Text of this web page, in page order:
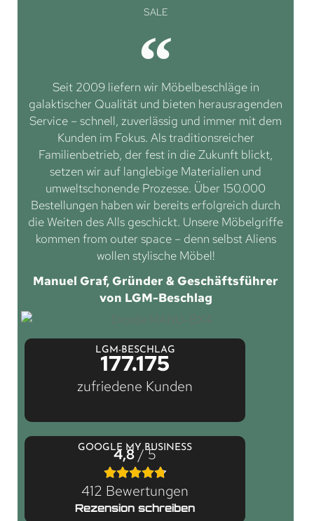
SALE
Seit 2009 liefern wir Möbelbeschläge in
galaktischer Qualität und bieten herausragenden
Service – schnell, zuverlässig und immer mit dem
Kunden im Fokus. Als traditionsreicher
Familienbetrieb, der fest in die Zukunft blickt,
setzen wir auf langlebige Materialien und
umweltschonende Prozesse. Über 150.000
Bestellungen haben wir bereits erfolgreich durch
die Weiten des Alls geschickt. Unsere Möbelgriffe
kommen from outer space – denn selbst Aliens
wollen stylische Möbel!
Manuel Graf, Gründer & Geschäftsführer
von LGM-Beschlag
LGM-BESCHLAG
177.175
zufriedene Kunden
GOOGLE MY BUSINESS
4,8/ 5
412 Bewertungen
Rezension schreiben